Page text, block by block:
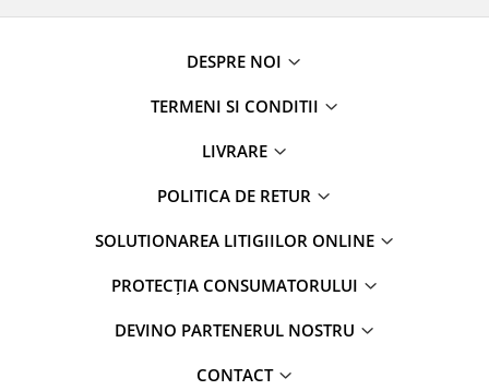
DESPRE NOI
TERMENI SI CONDITII
LIVRARE
POLITICA DE RETUR
SOLUTIONAREA LITIGIILOR ONLINE
PROTECȚIA CONSUMATORULUI
DEVINO PARTENERUL NOSTRU
CONTACT